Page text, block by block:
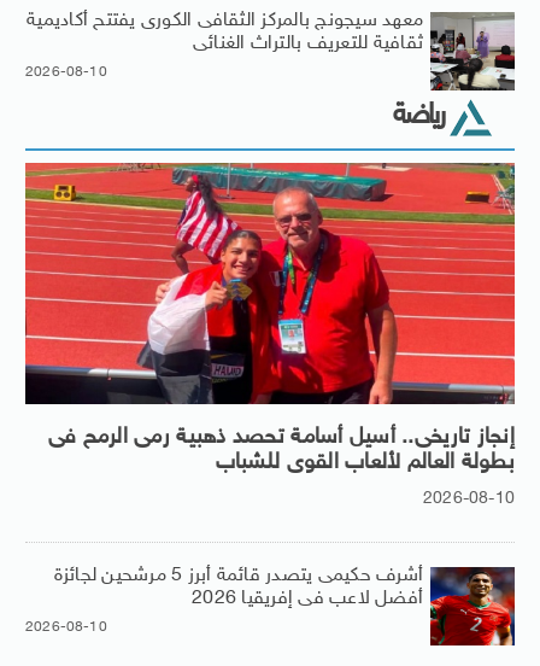
معهد سيجونج بالمركز الثقافى الكورى يفتتح أكاديمية
ثقافية للتعريف بالتراث الغنائى
2026-08-10
رياضة
إنجاز تاريخى.. أسيل أسامة تحصد ذهبية رمى الرمح فى
بطولة العالم لألعاب القوى للشباب
2026-08-10
أشرف حكيمى يتصدر قائمة أبرز 5 مرشحين لجائزة
أفضل لاعب فى إفريقيا 2026
2026-08-10